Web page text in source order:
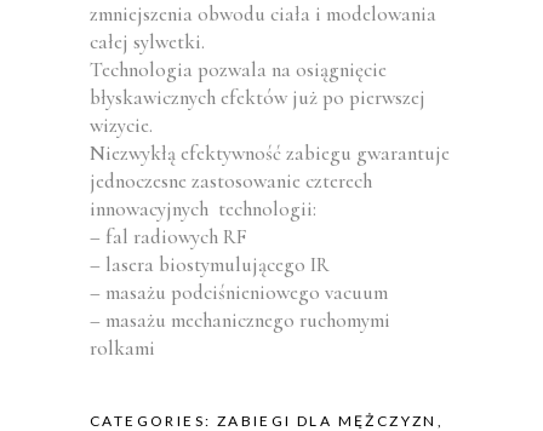
zmniejszenia obwodu ciała i modelowania
całej sylwetki.
Technologia pozwala na osiągnięcie
błyskawicznych efektów już po pierwszej
wizycie.
Niezwykłą efektywność zabiegu gwarantuje
jednoczesne zastosowanie czterech
innowacyjnych technologii:
– fal radiowych RF
– lasera biostymulującego IR
– masażu podciśnieniowego vacuum
– masażu mechanicznego ruchomymi
rolkami
CATEGORIES: ZABIEGI DLA MĘŻCZYZN ,